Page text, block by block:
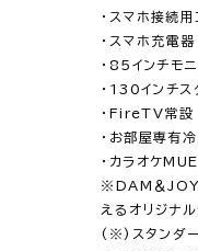
・スマホ接続用
・スマホ充電器
・85インチモ
・130インチス
・FireTV常設
・お部屋専有
・カラオケ
※DAM＆
えるオリジナル
(※)スタンダー